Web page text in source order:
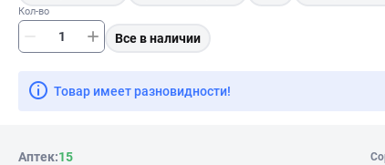
Кол-во
Все в наличии
Товар имеет разновидности!
Аптек:15